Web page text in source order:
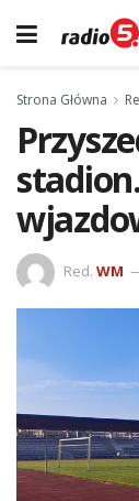
Strona Główna
Red. WM